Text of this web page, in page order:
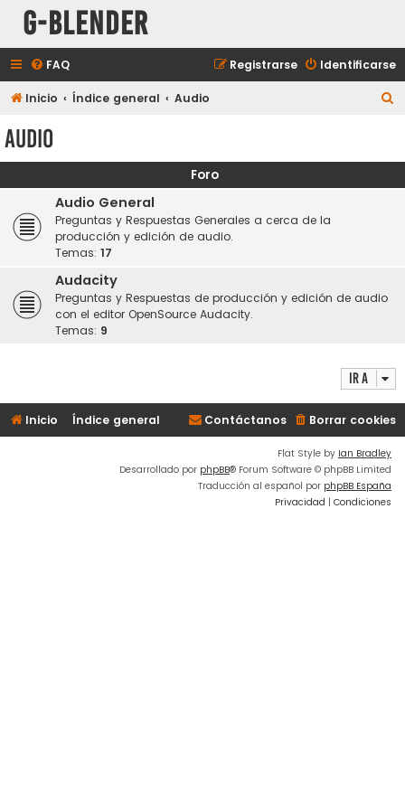
G-Blender
FAQ Identificarse
Registrarse
Inicio Índice general Audio
a
Audio
Foro
Audio General
Preguntas y Respuestas Generales a cerca de la
producción y edición de audio.
Temas: 17
Audacity
Preguntas y Respuestas de producción y edición de audio
con el editor OpenSource Audacity.
Temas: 9
Ir a
Inicio Índice general Borrar cookies
Contáctanos
Flat Style by Ian Bradley
Desarrollado por phpBB® Forum Software © phpBB Limited
Traducción al español por phpBB España
Privacidad | Condiciones